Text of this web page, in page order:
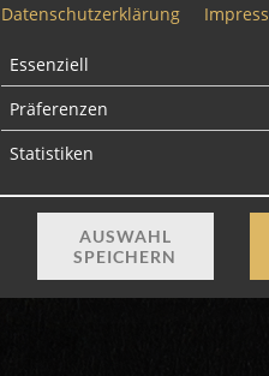
Datenschutzerklärung
Essenziell
Präferenzen
Statistiken
AUSWAHL
SPEICHERN
* Die Preise können